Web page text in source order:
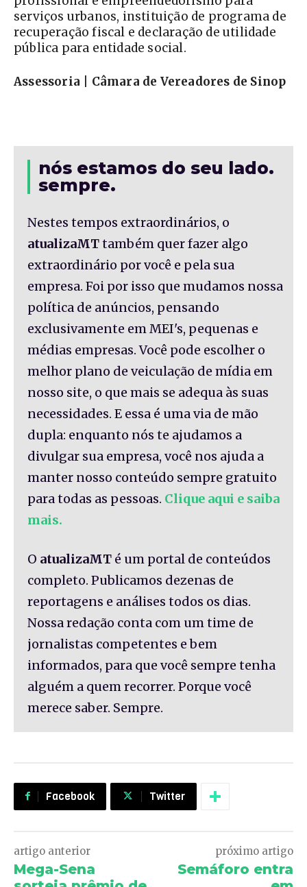
serviços urbanos, instituição de programa de
recuperação fiscal e declaração de utilidade
pública para entidade social.
Assessoria | Câmara de Vereadores de Sinop
nós estamos do seu lado.
sempre.
Nestes tempos extraordinários, o
atualizaMTtambém quer fazer algo
extraordinário por você e pela sua
empresa. Foi por isso que mudamos nossa
política de anúncios, pensando
exclusivamente em MEI's, pequenas e
médias empresas. Você pode escolher o
melhor plano de veiculação de mídia em
nosso site, o que mais se adequa às suas
necessidades. E essa é uma via de mão
dupla: enquanto nós te ajudamos a
divulgar sua empresa, você nos ajuda a
manter nosso conteúdo sempre gratuito
para todas as pessoas. Clique aqui e saiba
mais.
O atualizaMT é um portal de conteúdos
completo. Publicamos dezenas de
reportagens e análises todos os dias.
Nossa redação conta com um time de
jornalistas competentes e bem
informados, para que você sempre tenha
alguém a quem recorrer. Porque você
merece saber. Sempre.
Facebook Twitter
artigo anterior
Mega-Sena
próximo artigo
Semáforo entra